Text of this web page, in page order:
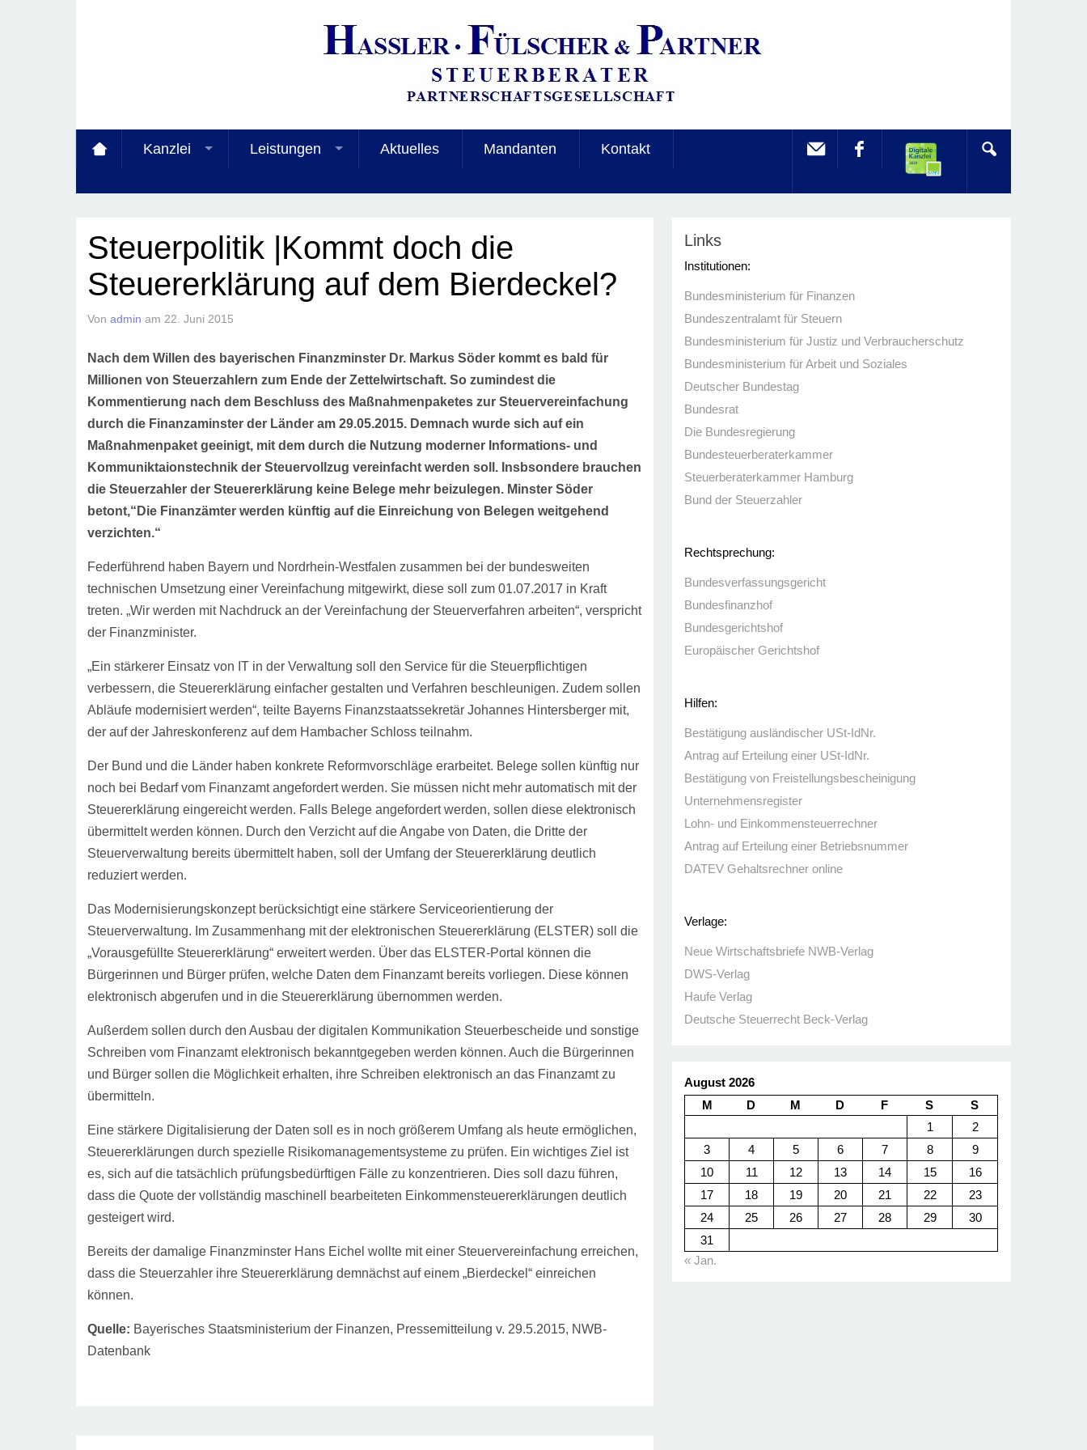
Kanzlei Leistungen Aktuelles Mandanten Kontakt
Steuerpolitik |Kommt doch die
Steuererklärung auf dem Bierdeckel?
Vonadmin am 22. Juni 2015
Nach dem Willen des bayerischen Finanzminster Dr. Markus Söder kommt es bald für
Millionen von Steuerzahlern zum Ende der Zettelwirtschaft. So zumindest die
Kommentierung nach dem Beschluss des Maßnahmenpaketes zur Steuervereinfachung
durch die Finanzaminster der Länder am 29.05.2015. Demnach wurde sich auf ein
Maßnahmenpaket geeinigt, mit dem durch die Nutzung moderner Informations- und
Kommuniktaionstechnik der Steuervollzug vereinfacht werden soll. Insbsondere brauchen
die Steuerzahler der Steuererklärung keine Belege mehr beizulegen. Minster Söder
betont,“Die Finanzämter werden künftig auf die Einreichung von Belegen weitgehend
verzichten.“
Federführend haben Bayern und Nordrhein-Westfalen zusammen bei der bundesweiten
technischen Umsetzung einer Vereinfachung mitgewirkt, diese soll zum 01.07.2017 in Kraft
treten. „Wir werden mit Nachdruck an der Vereinfachung der Steuerverfahren arbeiten“, verspricht
der Finanzminister.
„Ein stärkerer Einsatz von IT in der Verwaltung soll den Service für die Steuerpflichtigen
verbessern, die Steuererklärung einfacher gestalten und Verfahren beschleunigen. Zudem sollen
Abläufe modernisiert werden“, teilte Bayerns Finanzstaatssekretär Johannes Hintersberger mit,
der auf der Jahreskonferenz auf dem Hambacher Schloss teilnahm.
Der Bund und die Länder haben konkrete Reformvorschläge erarbeitet. Belege sollen künftig nur
noch bei Bedarf vom Finanzamt angefordert werden. Sie müssen nicht mehr automatisch mit der
Steuererklärung eingereicht werden. Falls Belege angefordert werden, sollen diese elektronisch
übermittelt werden können. Durch den Verzicht auf die Angabe von Daten, die Dritte der
Steuerverwaltung bereits übermittelt haben, soll der Umfang der Steuererklärung deutlich
reduziert werden.
Das Modernisierungskonzept berücksichtigt eine stärkere Serviceorientierung der
Steuerverwaltung. Im Zusammenhang mit der elektronischen Steuererklärung (ELSTER) soll die
„Vorausgefüllte Steuererklärung“ erweitert werden. Über das ELSTER-Portal können die
Bürgerinnen und Bürger prüfen, welche Daten dem Finanzamt bereits vorliegen. Diese können
elektronisch abgerufen und in die Steuererklärung übernommen werden.
Außerdem sollen durch den Ausbau der digitalen Kommunikation Steuerbescheide und sonstige
Schreiben vom Finanzamt elektronisch bekanntgegeben werden können. Auch die Bürgerinnen
und Bürger sollen die Möglichkeit erhalten, ihre Schreiben elektronisch an das Finanzamt zu
übermitteln.
Eine stärkere Digitalisierung der Daten soll es in noch größerem Umfang als heute ermöglichen,
Steuererklärungen durch spezielle Risikomanagementsysteme zu prüfen. Ein wichtiges Ziel ist
es, sich auf die tatsächlich prüfungsbedürftigen Fälle zu konzentrieren. Dies soll dazu führen,
dass die Quote der vollständig maschinell bearbeiteten Einkommensteuererklärungen deutlich
gesteigert wird.
Bereits der damalige Finanzminster Hans Eichel wollte mit einer Steuervereinfachung erreichen,
dass die Steuerzahler ihre Steuererklärung demnächst auf einem „Bierdeckel“ einreichen
können.
Quelle: Bayerisches Staatsministerium der Finanzen, Pressemitteilung v. 29.5.2015, NWB-
Datenbank
Links
Institutionen:
Bundesministerium für Finanzen
Bundeszentralamt für Steuern
Bundesministerium für Justiz und Verbraucherschutz
Bundesministerium für Arbeit und Soziales
Deutscher Bundestag
Bundesrat
Die Bundesregierung
Bundesteuerberaterkammer
Steuerberaterkammer Hamburg
Bund der Steuerzahler
Rechtsprechung:
Bundesverfassungsgericht
Bundesfinanzhof
Bundesgerichtshof
Europäischer Gerichtshof
Hilfen:
Bestätigung ausländischer USt-IdNr.
Antrag auf Erteilung einer USt-IdNr.
Bestätigung von Freistellungsbescheinigung
Unternehmensregister
Lohn- und Einkommensteuerrechner
Antrag auf Erteilung einer Betriebsnummer
DATEV Gehaltsrechner online
Verlage:
Neue Wirtschaftsbriefe NWB-Verlag
DWS-Verlag
Haufe Verlag
Deutsche Steuerrecht Beck-Verlag
August 2026
M
D M D F S
S
1
2
3
4 5 6 7 8
9
10
11 12 13 14 15
16
17
18 19 20 21 22
23
24
25 26 27 28 29
30
31
« Jan.